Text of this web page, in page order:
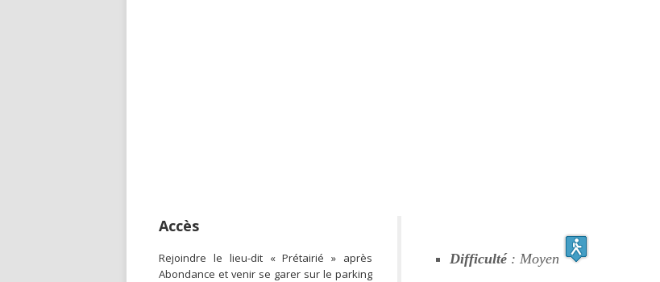
Difficulté : Moyen
Accès
Rejoindre le lieu-dit « Prétairié » après
Abondance et venir se garer sur le parking